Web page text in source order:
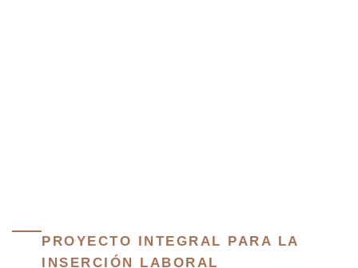
PROYECTO INTEGRAL PARA LA
INSERCIÓN LABORAL